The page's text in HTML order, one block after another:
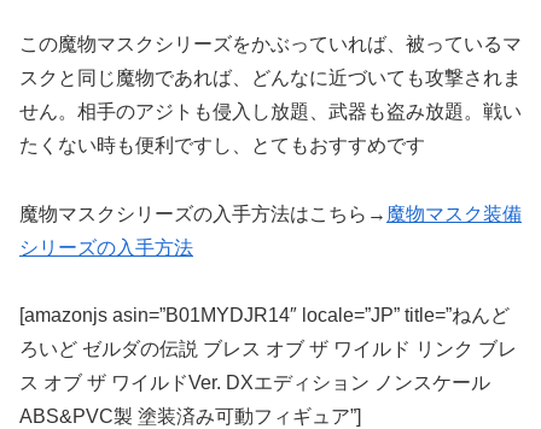
この魔物マスクシリーズをかぶっていれば、被っているマ
スクと同じ魔物であれば、どんなに近づいても攻撃されま
せん。相手のアジトも侵入し放題、武器も盗み放題。戦い
たくない時も便利ですし、とてもおすすめです
魔物マスクシリーズの入手方法はこちら→ 魔物マスク装備
シリーズの入手方法
[amazonjs asin=”B01MYDJR14″ locale=”JP” title=”ねんど
ろいど ゼルダの伝説 ブレス オブ ザ ワイルド リンク ブレ
ス オブ ザ ワイルドVer. DXエディション ノンスケール
ABS&PVC製 塗装済み可動フィギュア”]